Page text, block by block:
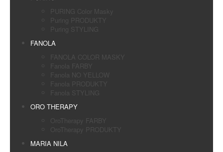
PURING Color Masky
Puring PRODUKTY
Puring STYLING
FANOLA
FANOLA COLOR MASKY
Fanola FARBY
Fanola NO YELLOW
Fanola PRODUKTY
Fanola STYLING
ORO THERAPY
OroTherapy FARBY
OroTherapy PRODUKTY
MARIA NILA